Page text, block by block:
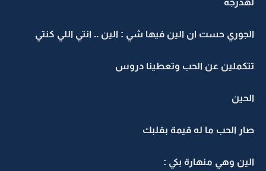
لهدرجة
الجوري حست ان الين فيها شي : الين .. انتي اللي كنتي
تتكملين عن الحب وتعطينا دروس
الحين
صار الحب ما له قيمة بقلبك
الين وهي منهارة بكي :